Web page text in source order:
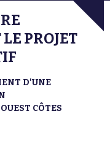
PROJET
D'UNE
CÔTES